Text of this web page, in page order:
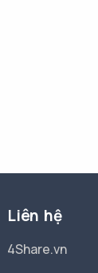
Liên hệ
4Share.vn